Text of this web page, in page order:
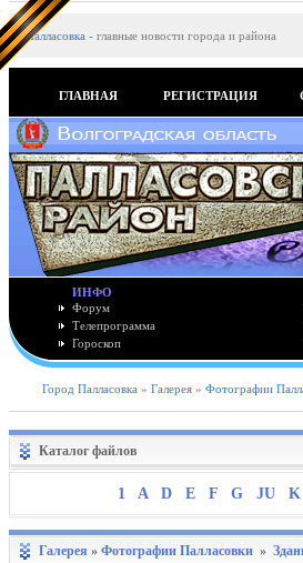
Палласовка - главные новости города и района
ГЛАВНАЯ РЕГИСТРАЦИЯ
ИНФО
Форум
Телепрограмма
Гороскоп
Город Палласовка » Галерея » Фотографии
Каталог файлов
1 A D E F G JU K
Галерея » Фотографии Палласовки »